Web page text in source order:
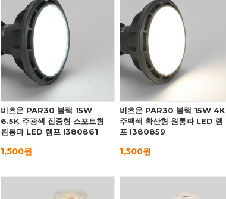
비츠온 PAR30 블랙 15W
6.5K 주광색 집중형 스포트형
원통파 LED 램프 I380861
1,500원
비츠온 PAR30 블랙 15W 4K
주백색 확산형 원통파 LED 램
프 I380859
1,500원